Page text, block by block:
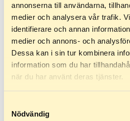
annonserna till användarna,
medier och analysera vår trafik.
identifierare och annan
medier och annons- och
Dessa kan i sin tur kombinera
information som du har
när du har använt deras tjänster.
Nödvändig
Vår nye premiumserie er utviklet
kombinerer polyuretanets
smidighet. En kompromissløs
maksimal ytelse – under alle
får du jevn rullemotstand
uovertruffent våtgrep samt høy